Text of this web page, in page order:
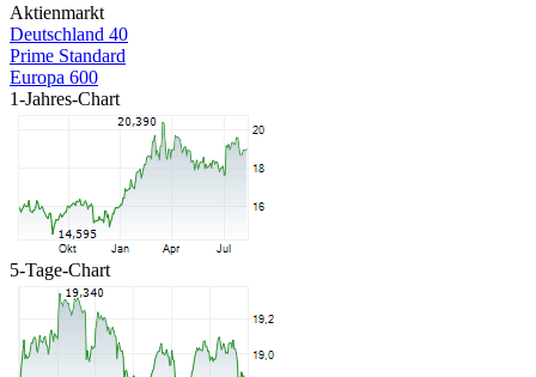
Aktienmarkt
Deutschland 40
Prime Standard
Europa 600
1-Jahres-Chart
5-Tage-Chart